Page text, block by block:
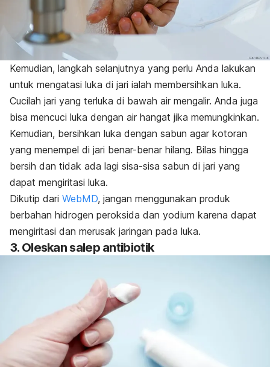
Kemudian, langkah selanjutnya yang perlu Anda lakukan
untuk mengatasi luka di jari ialah membersihkan luka.
Cucilah jari yang terluka di bawah air mengalir. Anda juga
bisa mencuci luka dengan air hangat jika memungkinkan.
Kemudian, bersihkan luka dengan sabun agar kotoran
yang menempel di jari benar-benar hilang. Bilas hingga
bersih dan tidak ada lagi sisa-sisa sabun di jari yang
dapat mengiritasi luka.
Dikutip dari WebMD, jangan menggunakan produk
berbahan hidrogen peroksida dan yodium karena dapat
mengiritasi dan merusak jaringan pada luka.
3. Oleskan salep antibiotik